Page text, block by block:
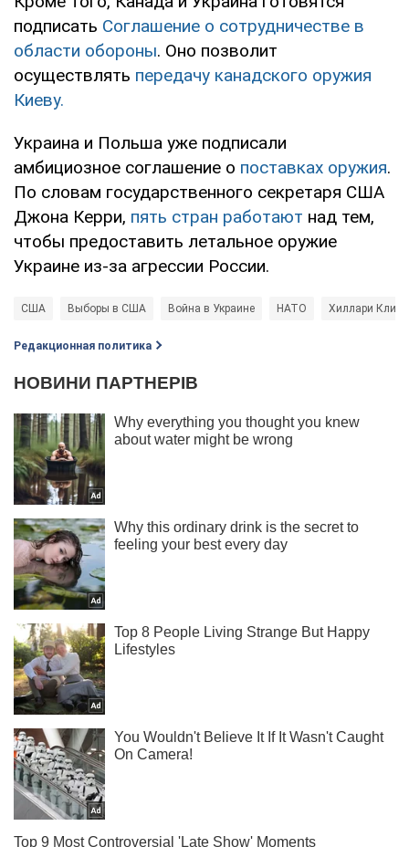
подписать Соглашение о сотрудничестве в
области обороны. Оно позволит
осуществлять передачу канадского оружия
Киеву.
Украина и Польша уже подписали
амбициозное соглашение о поставках оружия.
По словам государственного секретаря США
Джона Керри, пять стран работают над тем,
чтобы предоставить летальное оружие
Украине из-за агрессии России.
США Выборы в США Война в Украине НАТО Хиллари
Редакционная политика